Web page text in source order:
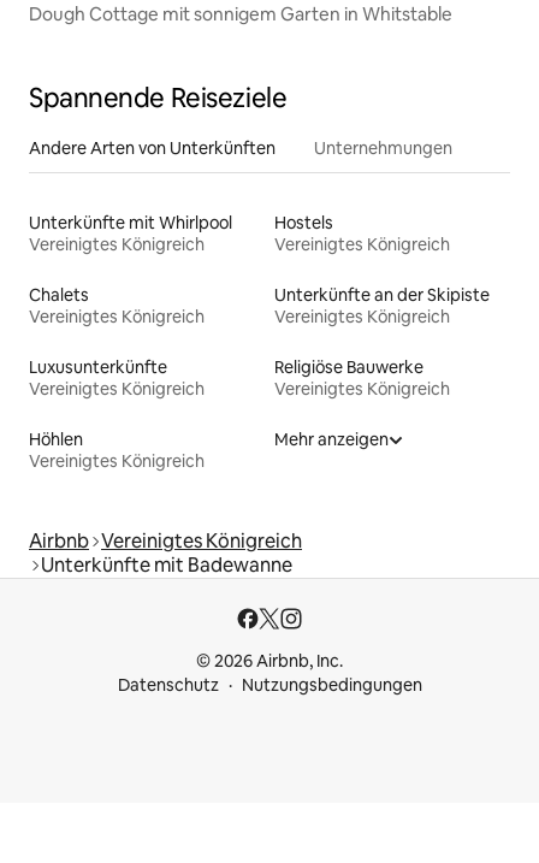
Dough Cottage mit sonnigem Garten in Whitstable
Spannende Reiseziele
Andere Arten von Unterkünften Unternehmungen
Unterkünfte mit Whirlpool
Vereinigtes Königreich
Hostels
Vereinigtes Königreich
Chalets
Vereinigtes Königreich
Unterkünfte an der Skipiste
Vereinigtes Königreich
Luxusunterkünfte
Vereinigtes Königreich
Religiöse Bauwerke
Vereinigtes Königreich
Höhlen
Vereinigtes Königreich
Mehr anzeigen
Airbnb Vereinigtes Königreich
Unterkünfte mit Badewanne
© 2026 Airbnb, Inc.
Datenschutz
Nutzungsbedingungen